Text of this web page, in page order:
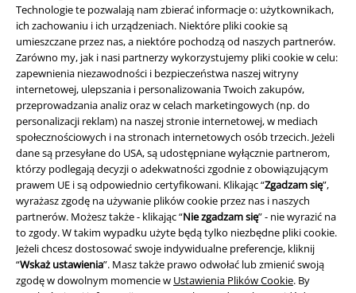
Technologie te pozwalają nam zbierać informacje o: użytkownikach,
ich zachowaniu i ich urządzeniach. Niektóre pliki cookie są
umieszczane przez nas, a niektóre pochodzą od naszych partnerów.
Zarówno my, jak i nasi partnerzy wykorzystujemy pliki cookie w celu:
zapewnienia niezawodności i bezpieczeństwa naszej witryny
internetowej, ulepszania i personalizowania Twoich zakupów,
przeprowadzania analiz oraz w celach marketingowych (np. do
personalizacji reklam) na naszej stronie internetowej, w mediach
społecznościowych i na stronach internetowych osób trzecich. Jeżeli
dane są przesyłane do USA, są udostępniane wyłącznie partnerom,
którzy podlegają decyzji o adekwatności zgodnie z obowiązującym
prawem UE i są odpowiednio certyfikowani. Klikając “Zgadzam się”,
wyrażasz zgodę na używanie plików cookie przez nas i naszych
partnerów. Możesz także - klikając “Nie zgadzam się” - nie wyrazić na
to zgody. W takim wypadku użyte będą tylko niezbędne pliki cookie.
Jeżeli chcesz dostosować swoje indywidualne preferencje, kliknij
“Wskaż ustawienia”. Masz także prawo odwołać lub zmienić swoją
zgodę w dowolnym momencie w Ustawienia Plików Cookie. By
Informacje prawne
Regulamin
Dane firmy
Polityka prywatności
Unieszkodliwianie odpadów i ochrona środowiska
Deklaracja Zgodności
Informacje dotyczące dostępności
Ustawienia Plików Cookie
Skorzystaj z prawa do odstąpienia od umowy